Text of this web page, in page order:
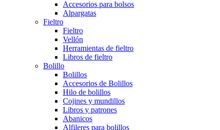
Accesorios para bolsos
Alpargatas
Fieltro
Fieltro
Vellón
Herramientas de fieltro
Libros de fieltro
Bolillo
Bolillos
Accesorios de Bolillos
Hilo de bolillos
Cojines y mundillos
Libros y patrones
Abanicos
Alfileres para bolillos